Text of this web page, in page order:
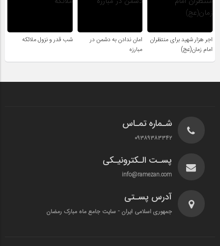
اجر هزار شهید برای منتظران
امام زمان(عج)
امان ندادن به دشمن در
مبارزه
شب قدر و نزول ملائکه
شـماره تمـاس
۰۹۳۸۹۳۸۳۳۴۲
پسـت الـکترونیـکی
info@ramezan.com
آدرس پسـتی
جمهوری اسلامی ایران - سایت جامع ماه مبارک رمضان